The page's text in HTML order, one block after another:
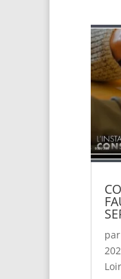
par